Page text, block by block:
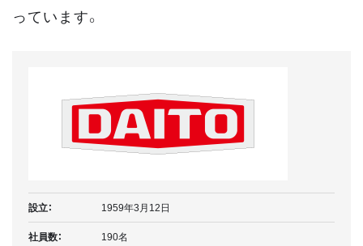
っています。
設立：
1959年3月12日
社員数：
190名